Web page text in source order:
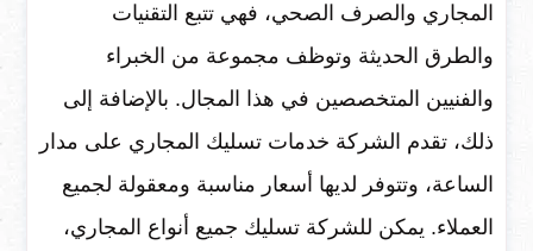
المجاري والصرف الصحي، فهي تتبع التقنيات
والطرق الحديثة وتوظف مجموعة من الخبراء
والفنيين المتخصصين في هذا المجال. بالإضافة إلى
ذلك، تقدم الشركة خدمات تسليك المجاري على مدار
الساعة، وتتوفر لديها أسعار مناسبة ومعقولة لجميع
العملاء. يمكن للشركة تسليك جميع أنواع المجاري،